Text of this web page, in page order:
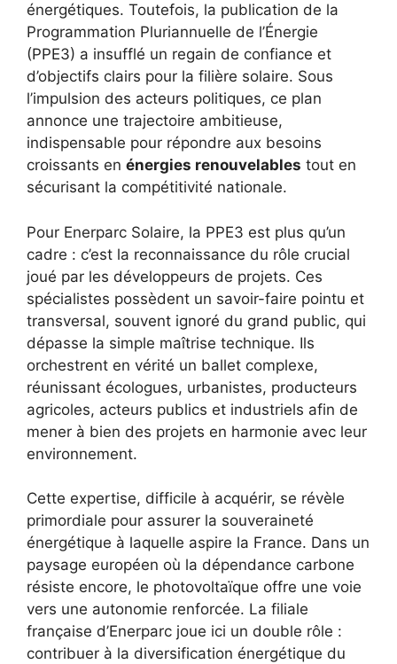
énergétiques. Toutefois, la publication de la
Programmation Pluriannuelle de l’Énergie
(PPE3) a insufflé un regain de confiance et
d’objectifs clairs pour la filière solaire. Sous
l’impulsion des acteurs politiques, ce plan
annonce une trajectoire ambitieuse,
indispensable pour répondre aux besoins
croissants en énergies renouvelables tout en
sécurisant la compétitivité nationale.
Pour Enerparc Solaire, la PPE3 est plus qu’un
cadre : c’est la reconnaissance du rôle crucial
joué par les développeurs de projets. Ces
spécialistes possèdent un savoir-faire pointu et
transversal, souvent ignoré du grand public, qui
dépasse la simple maîtrise technique. Ils
orchestrent en vérité un ballet complexe,
réunissant écologues, urbanistes, producteurs
agricoles, acteurs publics et industriels afin de
mener à bien des projets en harmonie avec leur
environnement.
Cette expertise, difficile à acquérir, se révèle
primordiale pour assurer la souveraineté
énergétique à laquelle aspire la France. Dans un
paysage européen où la dépendance carbone
résiste encore, le photovoltaïque offre une voie
vers une autonomie renforcée. La filiale
française d’Enerparc joue ici un double rôle :
contribuer à la diversification énergétique du